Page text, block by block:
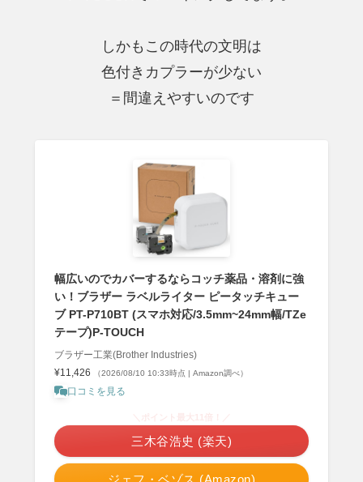
しかもこの時代の文明は
色付きカプラーが少ない
＝間違えやすいのです
幅広いのでカバーするならコッチ薬品・溶剤に強
い！ブラザー ラベルライター ピータッチキュー
ブ PT-P710BT (スマホ対応/3.5mm~24mm幅/TZe
テープ)P-TOUCH
ブラザー工業(Brother Industries)
¥11,426
（2026/08/10 10:33時点 | Amazon調べ）
口コミを見る
ジェフ・ベゾス (Amazon)
三木谷浩史 (楽天)